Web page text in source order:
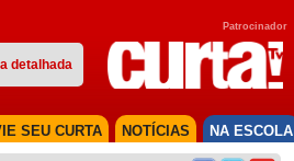
detalhada
Patrocinador
NA ESCOLA
NOTÍCIAS
SEU CURTA